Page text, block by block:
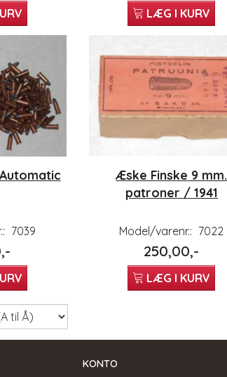
LÆG I KURV
7039
Æske Finske 9 mm.
patroner / 1941
Model/varenr.: 7022
250,00,-
LÆG I KURV
KONTO